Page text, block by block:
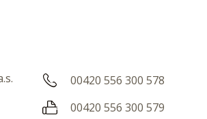
00420 556 300 578
00420 556 300 579